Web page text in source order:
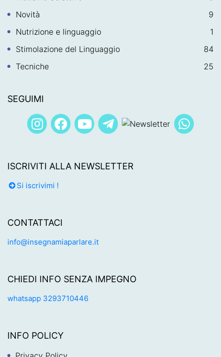
Novità
9
Nutrizione e linguaggio
1
Stimolazione del Linguaggio
84
Tecniche
25
SEGUIMI
ISCRIVITI ALLA NEWSLETTER
Si iscrivimi !
CONTATTACI
info@insegnamiaparlare.it
CHIEDI INFO SENZA IMPEGNO
whatsapp 3293710446
INFO POLICY